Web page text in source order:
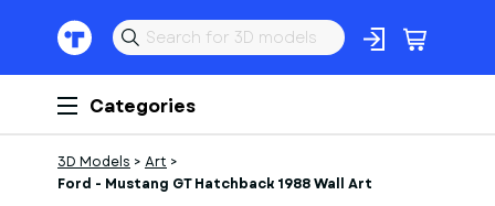
Categories
3D Models > Art >
Ford - Mustang GT Hatchback 1988 Wall Art